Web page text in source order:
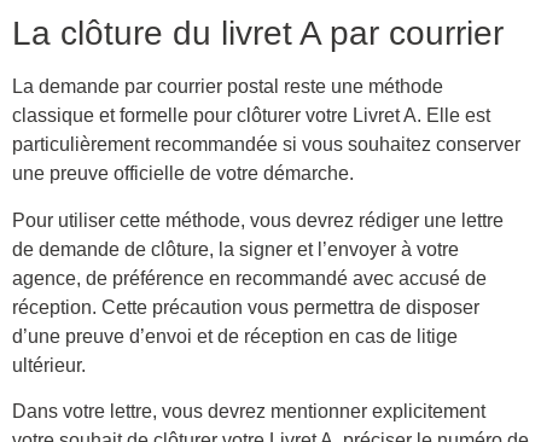
La clôture du livret A par courrier
La demande par courrier postal reste une méthode
classique et formelle pour clôturer votre Livret A. Elle est
particulièrement recommandée si vous souhaitez conserver
une preuve officielle de votre démarche.
Pour utiliser cette méthode, vous devrez rédiger une lettre
de demande de clôture, la signer et l’envoyer à votre
agence, de préférence en recommandé avec accusé de
réception. Cette précaution vous permettra de disposer
d’une preuve d’envoi et de réception en cas de litige
ultérieur.
Dans votre lettre, vous devrez mentionner explicitement